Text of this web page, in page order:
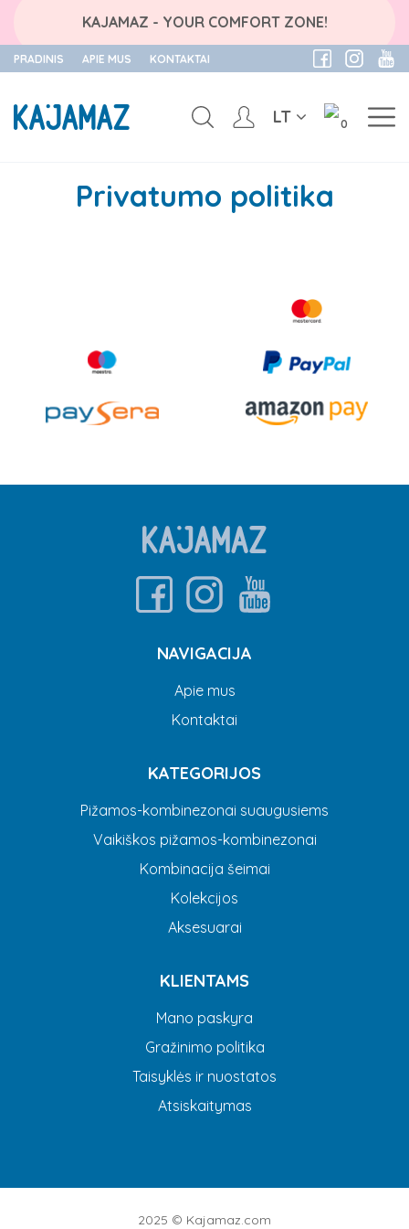
KAJAMAZ - YOUR COMFORT ZONE!
PRADINIS APIE MUS KONTAKTAI
0
LT
Privatumo politika
NAVIGACIJA
Apie mus
Kontaktai
KATEGORIJOS
Pižamos-kombinezonai suaugusiems
Vaikiškos pižamos-kombinezonai
Kombinacija šeimai
Kolekcijos
Aksesuarai
KLIENTAMS
Mano paskyra
Gražinimo politika
Taisyklės ir nuostatos
Atsiskaitymas
2025 © Kajamaz.com